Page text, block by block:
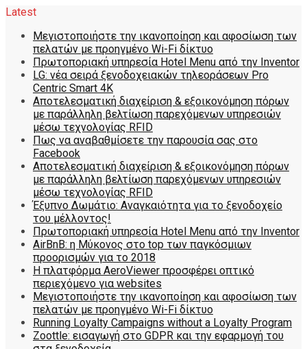
Latest
Μεγιστοποιήστε την ικανοποίηση και αφοσίωση των
πελατών με προηγμένο Wi-Fi δίκτυο
Πρωτοποριακή υπηρεσία Hotel Menu από την Inventor
LG: νέα σειρά ξενοδοχειακών τηλεοράσεων Pro
Centric Smart 4K
Αποτελεσματική διαχείριση & εξοικονόμηση πόρων
με παράλληλη βελτίωση παρεχόμενων υπηρεσιών
μέσω τεχνολογίας RFID
Πως να αναβαθμίσετε την παρουσία σας στο
Facebook
Αποτελεσματική διαχείριση & εξοικονόμηση πόρων
με παράλληλη βελτίωση παρεχόμενων υπηρεσιών
μέσω τεχνολογίας RFID
Έξυπνο Δωμάτιο: Αναγκαιότητα για το ξενοδοχείο
του μέλλοντος!
Πρωτοποριακή υπηρεσία Hotel Menu από την Inventor
AirBnB: η Μύκονος στο top των παγκόσμιων
προορισμών για το 2018
Η πλατφόρμα AeroViewer προσφέρει οπτικό
περιεχόμενο για websites
Μεγιστοποιήστε την ικανοποίηση και αφοσίωση των
πελατών με προηγμένο Wi-Fi δίκτυο
Running Loyalty Campaigns without a Loyalty Program
Zoottle: εισαγωγή στο GDPR και την εφαρμογή του